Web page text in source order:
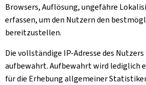
Browsers, Auflösung, ungefähre
erfassen, um den Nutzern den
bereitzustellen.
Die vollständige IP-Adresse des
aufbewahrt. Aufbewahrt wird lediglich
für die Erhebung allgemeiner